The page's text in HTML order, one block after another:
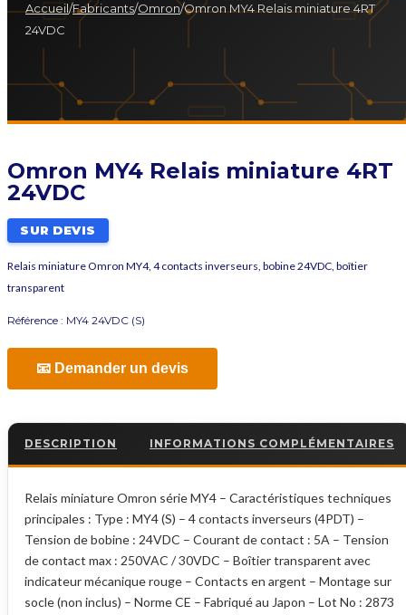
Accueil/Fabricants/Omron/Omron MY4 Relais miniature 4RT
24VDC
Omron MY4 Relais miniature 4RT
24VDC
SUR DEVIS
Relais miniature Omron MY4, 4 contacts inverseurs, bobine 24VDC, boîtier
transparent
Référence : MY4 24VDC (S)
📧 Demander un devis
DESCRIPTION INFORMATIONS COMPLÉMENTAIRES
Relais miniature Omron série MY4 – Caractéristiques techniques
principales : Type : MY4 (S) – 4 contacts inverseurs (4PDT) –
Tension de bobine : 24VDC – Courant de contact : 5A – Tension
de contact max : 250VAC / 30VDC – Boîtier transparent avec
indicateur mécanique rouge – Contacts en argent – Montage sur
socle (non inclus) – Norme CE – Fabriqué au Japon – Lot No : 2873